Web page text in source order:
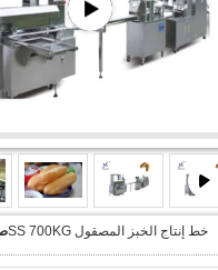
خط إنتاج الخبز المصقول SS 700KG